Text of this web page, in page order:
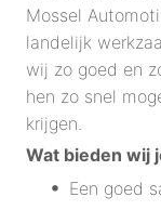
Mossel
landelijk
wij zo goed en
hen zo snel
krijgen.
Wat bieden wij
Een goed